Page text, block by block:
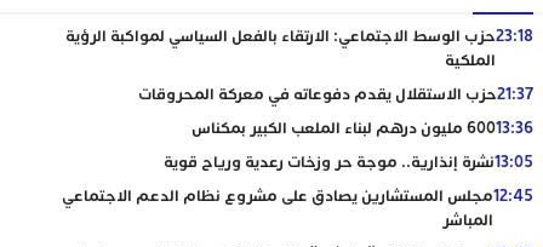
23:18حزب الوسط الاجتماعي: الارتقاء بالفعل السياسي لمواكبة الرؤية
الملكية
21:37حزب الاستقلال يقدم دفوعاته في معركة المحروقات
13:36600 مليون درهم لبناء الملعب الكبير بمكناس
13:05نشرة إنذارية.. موجة حر وزخات رعدية ورياح قوية
12:45مجلس المستشارين يصادق على مشروع نظام الدعم الاجتماعي
المباشر